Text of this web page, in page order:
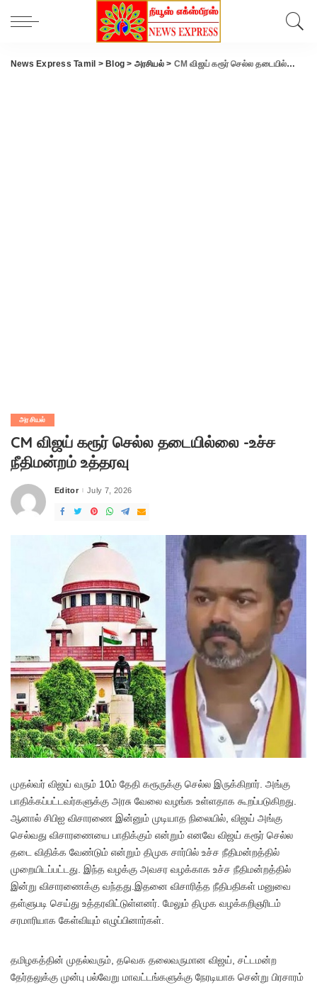
News Express Tamil > Blog > அரசியல்> CM விஜய் கரூர் செல்ல தடையில்லை -உச்ச நீதிமன்றம் உத்தரவு
அரசியல்
CM விஜய் கரூர் செல்ல தடையில்லை -உச்ச
நீதிமன்றம் உத்தரவு
Posted
Editor July 7, 2026
முதல்வர் விஜய் வரும் 10ம் தேதி கரூருக்கு செல்ல இருக்கிறார். அங்கு
பாதிக்கப்பட்டவர்களுக்கு அரசு வேலை வழங்க உள்ளதாக கூறப்படுகிறது.
ஆனால் சிபிஐ விசாரணை இன்னும் முடியாத நிலையில், விஜய் அங்கு
செல்வது விசாரணையை பாதிக்கும் என்றும் எனவே விஜய் கரூர் செல்ல
தடை விதிக்க வேண்டும் என்றும் திமுக சார்பில் உச்ச நீதிமன்றத்தில்
முறையிடப்பட்டது. இந்த வழக்கு அவசர வழக்காக உச்ச நீதிமன்றத்தில்
இன்று விசாரணைக்கு வந்தது.இதனை விசாரித்த நீதிபதிகள் மனுவை
தள்ளுபடி செய்து உத்தரவிட்டுள்ளனர். மேலும் திமுக வழக்கறிஞரிடம்
சரமாரியாக கேள்வியும் எழுப்பினார்கள்.
தமிழகத்தின் முதல்வரும், தவெக தலைவருமான விஜய், சட்டமன்ற
தேர்தலுக்கு முன்பு பல்வேறு மாவட்டங்களுக்கு நேரடியாக சென்று பிரசாரம்